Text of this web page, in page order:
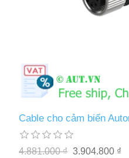
Cable cho cảm biến
4.881.000 ₫ 3.904.800 ₫